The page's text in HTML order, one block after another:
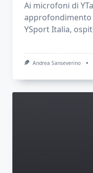
Ai microfoni di
approfondimento
YSport Italia,
Andrea Sanseverino